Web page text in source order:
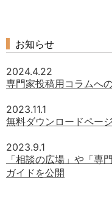
お知らせ
2024.4.22
専門家投稿用コラムへ
2023.11.1
無料ダウンロードペー
2023.9.1
「相談の広場」や「専
ガイドを公開